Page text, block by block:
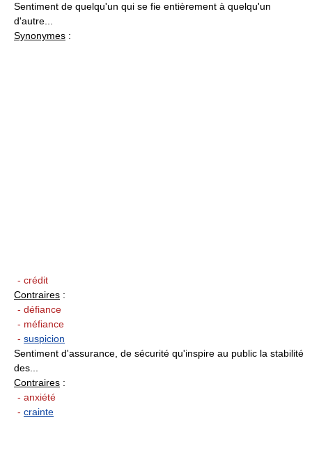
Sentiment de quelqu'un qui se fie entièrement à quelqu'un
d'autre...
Synonymes :
- crédit
Contraires :
- défiance
- méfiance
- suspicion
Sentiment d'assurance, de sécurité qu'inspire au public la stabilité
des...
Contraires :
- anxiété
- crainte